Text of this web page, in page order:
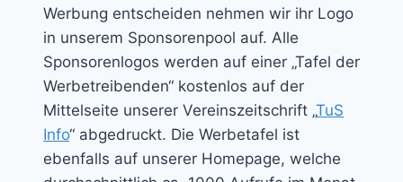
Werbung entscheiden nehmen wir ihr Logo
in unserem Sponsorenpool auf. Alle
Sponsorenlogos werden auf einer „Tafel der
Werbetreibenden“ kostenlos auf der
Mittelseite unserer Vereinszeitschrift „TuS
Info“ abgedruckt. Die Werbetafel ist
ebenfalls auf unserer Homepage, welche